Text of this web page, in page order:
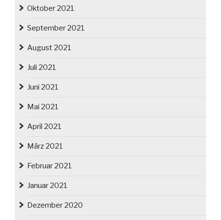
Oktober 2021
September 2021
August 2021
Juli 2021
Juni 2021
Mai 2021
April 2021
März 2021
Februar 2021
Januar 2021
Dezember 2020